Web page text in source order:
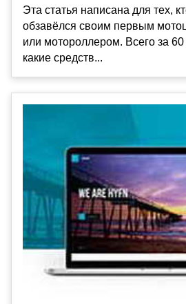
Эта статья написана для тех,
обзавёлся своим первым
или мотороллером. Всего за 60
какие средств...